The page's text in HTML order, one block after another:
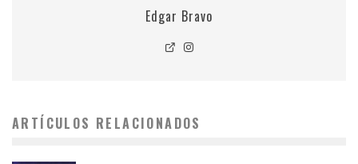
Edgar Bravo
ARTÍCULOS RELACIONADOS